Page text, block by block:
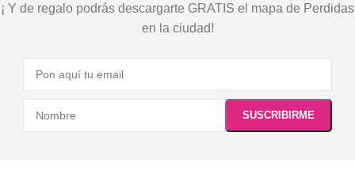
¡ Y de regalo podrás descargarte GRATIS el mapa de Perdidas
en la ciudad!